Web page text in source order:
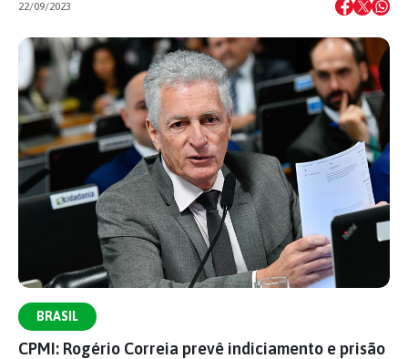
22/09/2023
BRASIL
CPMI: Rogério Correia prevê indiciamento e prisão